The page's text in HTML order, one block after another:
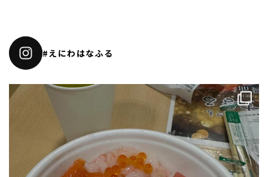
#えにわはなふる
主人がよくドライブに行くので、ただ乗っているだけでは面白くない、という
ことで、道の駅スタンプラリーを...